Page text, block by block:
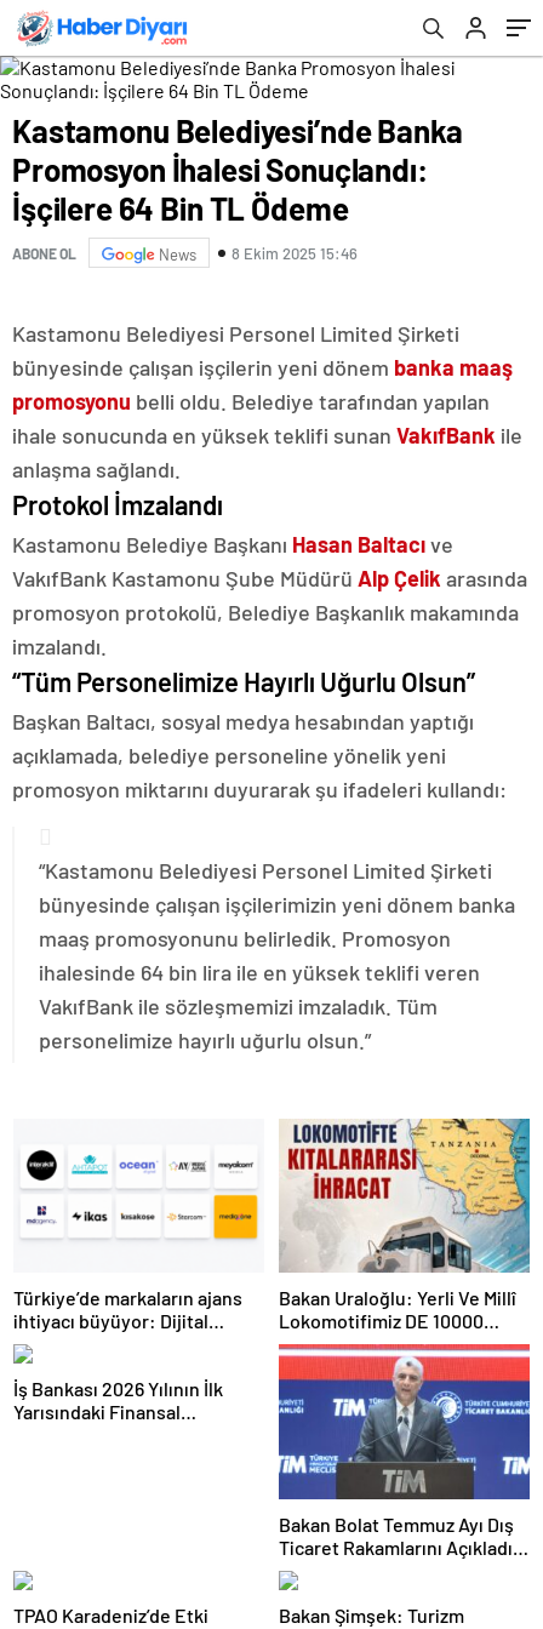
Bin TL Ödeme
Kastamonu Belediyesi’nde Banka
Promosyon İhalesi Sonuçlandı:
İşçilere 64 Bin TL Ödeme
ABONE OL News 8 Ekim 2025 15:46
Kastamonu Belediyesi Personel Limited Şirketi
bünyesinde çalışan işçilerin yeni dönem banka maaş
promosyonu belli oldu. Belediye tarafından yapılan
ihale sonucunda en yüksek teklifi sunan VakıfBank ile
anlaşma sağlandı.
Protokol İmzalandı
Kastamonu Belediye Başkanı Hasan Baltacıve
VakıfBank Kastamonu Şube Müdürü Alp Çelik arasında
promosyon protokolü, Belediye Başkanlık makamında
imzalandı.
“Tüm Personelimize Hayırlı Uğurlu Olsun”
Başkan Baltacı, sosyal medya hesabından yaptığı
açıklamada, belediye personeline yönelik yeni
promosyon miktarını duyurarak şu ifadeleri kullandı:
“Kastamonu Belediyesi Personel Limited Şirketi
bünyesinde çalışan işçilerimizin yeni dönem banka
maaş promosyonunu belirledik. Promosyon
ihalesinde 64 bin lira ile en yüksek teklifi veren
VakıfBank ile sözleşmemizi imzaladık. Tüm
personelimize hayırlı uğurlu olsun.”
Türkiye’de markaların ajans
ihtiyacı büyüyor: Dijital
reklam yatırımları 158 milyar
TL’yi aştı
Bakan Uraloğlu: Yerli Ve Millî
Lokomotifimiz DE 10000
Tanzanya’ya İhraç Edildi
İş Bankası 2026 Yılının İlk
Yarısındaki Finansal
Bakan Bolat Temmuz Ayı Dış
Ticaret Rakamlarını Açıkladı:
İhracatta Tüm Zamanların
Temmuz Rekoru
TPAO Karadeniz’de Etki
Bakan Şimşek: Turizm